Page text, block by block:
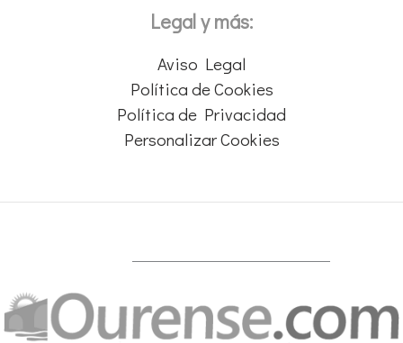
Legal y más:
Aviso Legal
Política de Cookies
Política de Privacidad
Personalizar Cookies